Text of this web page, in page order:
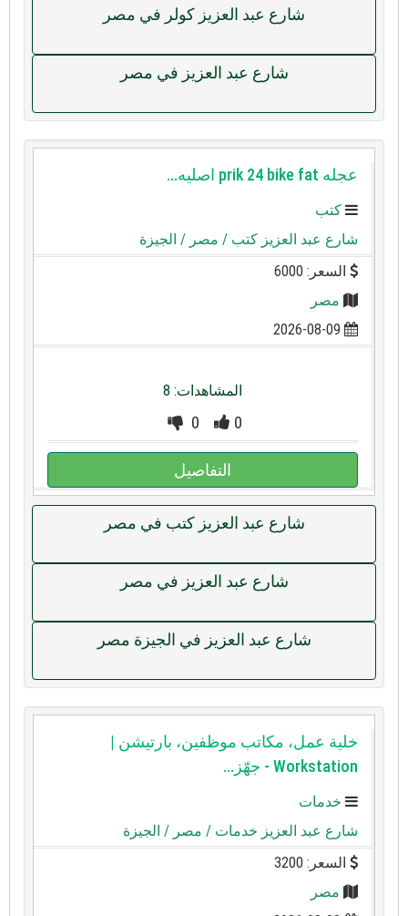
شارع عبد العزيز كولر في مصر
شارع عبد العزيز في مصر
عجله ⁦⁦fat⁩⁩ ⁦⁦bike⁩⁩ ⁦⁦24⁩⁩ ⁦⁦prik⁩⁩ اصليه...
كتب
شارع عبد العزيز كتب / مصر / الجيزة
السعر: 6000
مصر
المشاهدات: 8
0
0
التفاصيل
شارع عبد العزيز كتب في مصر
شارع عبد العزيز في مصر
شارع عبد العزيز في الجيزة مصر
خلية عمل، مكاتب موظفين، بارتيشن |
Workstation - جهّز...
خدمات
شارع عبد العزيز خدمات / مصر / الجيزة
السعر: 3200
مصر